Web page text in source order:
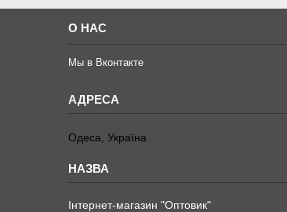
О НАС
Мы в Вконтакте
Одеса, Україна
Інтернет-магазин "Оптовик"